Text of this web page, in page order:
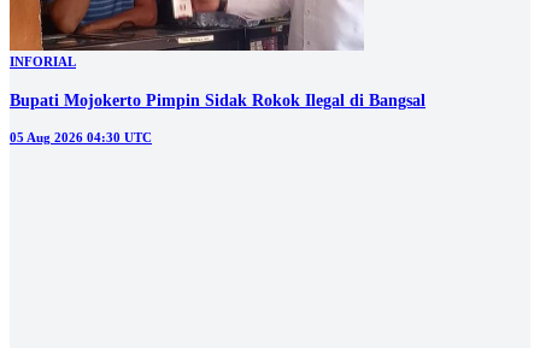
INFORIAL
Bupati Mojokerto Pimpin Sidak Rokok Ilegal di Bangsal
05 Aug 2026 04:30 UTC